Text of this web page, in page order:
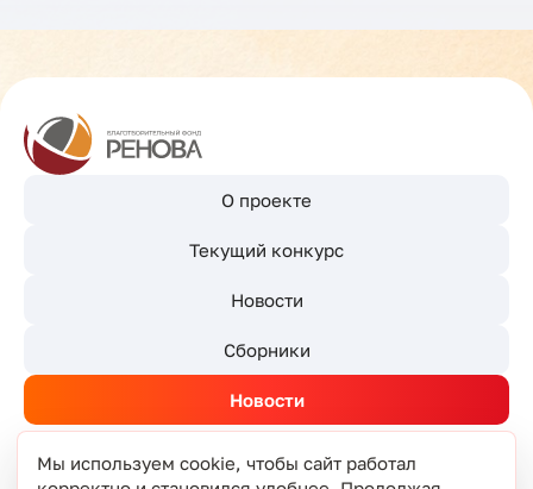
О проекте
Текущий конкурс
Новости
Сборники
Новости
Мы используем cookie, чтобы сайт работал